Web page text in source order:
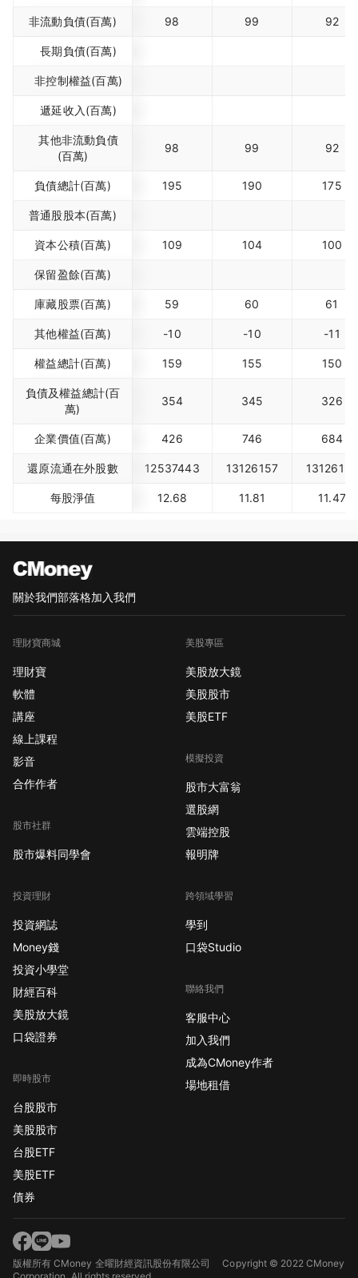
非流動負債(百萬) 98 99 92
長期負債(百萬)
非控制權益(百萬)
遞延收入(百萬)
其他非流動負債
(百萬)
98 99 92
負債總計(百萬) 195 190 175
普通股股本(百萬)
資本公積(百萬) 109 104 100
保留盈餘(百萬)
庫藏股票(百萬) 59 60 61
其他權益(百萬) -10 -10 -11
權益總計(百萬) 159 155 150
負債及權益總計(百
萬)
354 345 326
企業價值(百萬) 426 746 684
還原流通在外股數 12537443 13126157 13126157
每股淨值 12.68 11.81 11.47
關於我們部落格加入我們
理財寶商城
理財寶
軟體
講座
線上課程
影音
合作作者
股市社群
股市爆料同學會
投資理財
投資網誌
Money錢
投資小學堂
財經百科
美股放大鏡
口袋證券
即時股市
台股股市
美股股市
台股ETF
美股ETF
債券
美股專區
美股放大鏡
美股股市
美股ETF
模擬投資
股市大富翁
選股網
雲端控股
報明牌
跨領域學習
學到
口袋Studio
聯絡我們
客服中心
加入我們
成為CMoney作者
場地租借
版權所有 CMoney 全曜財經資訊股份有限公司Copyright © 2022 CMoney